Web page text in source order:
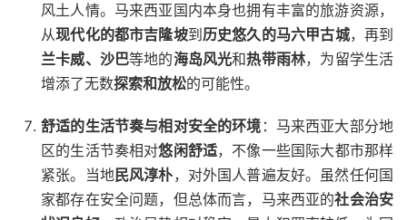
风土人情。马来西亚国内本身也拥有丰富的旅游资源，
从现代化的都市吉隆坡到 历史悠久的马六甲古城，再到
兰卡威、沙巴等地的海岛风光和热带雨林，为留学生活
增添了无数探索和放松的可能性。
舒适的生活节奏与相对安全的环境 ：马来西亚大部分地
区的生活节奏相对悠闲舒适，不像一些国际大都市那样
紧张。当地民风淳朴，对外国人普遍友好。虽然任何国
家都存在安全问题，但总体而言，马来西亚的社会治安